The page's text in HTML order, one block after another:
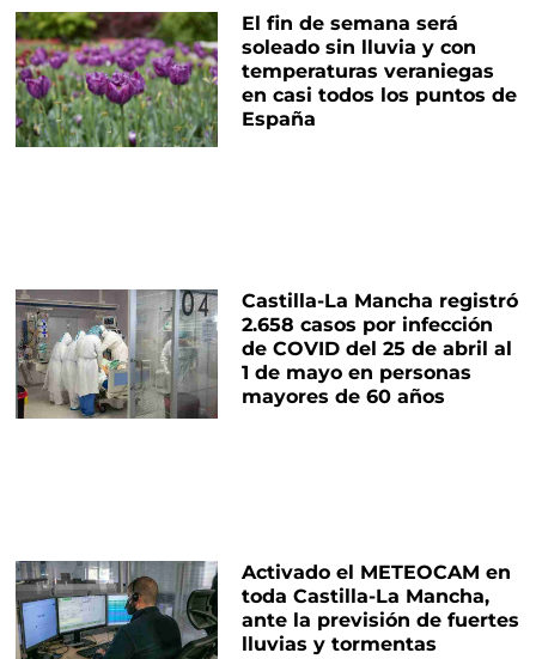
El fin de semana será
soleado sin lluvia y con
temperaturas veraniegas
en casi todos los puntos de
España
Castilla-La Mancha registró
2.658 casos por infección
de COVID del 25 de abril al
1 de mayo en personas
mayores de 60 años
Activado el METEOCAM en
toda Castilla-La Mancha,
ante la previsión de fuertes
lluvias y tormentas